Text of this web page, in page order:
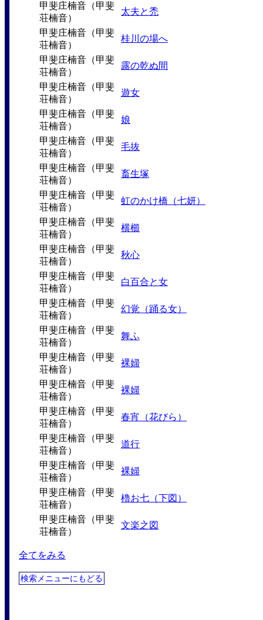
甲斐庄楠音（甲斐
荘楠音）
太夫と禿
甲斐庄楠音（甲斐
荘楠音）
桂川の場へ
甲斐庄楠音（甲斐
荘楠音）
露の乾ぬ間
甲斐庄楠音（甲斐
荘楠音）
遊女
甲斐庄楠音（甲斐
荘楠音）
娘
甲斐庄楠音（甲斐
荘楠音）
毛抜
甲斐庄楠音（甲斐
荘楠音）
畜生塚
甲斐庄楠音（甲斐
荘楠音）
虹のかけ橋（七妍）
甲斐庄楠音（甲斐
荘楠音）
横櫛
甲斐庄楠音（甲斐
荘楠音）
秋心
甲斐庄楠音（甲斐
荘楠音）
白百合と女
甲斐庄楠音（甲斐
荘楠音）
幻覚（踊る女）
甲斐庄楠音（甲斐
荘楠音）
舞ふ
甲斐庄楠音（甲斐
荘楠音）
裸婦
甲斐庄楠音（甲斐
荘楠音）
裸婦
甲斐庄楠音（甲斐
荘楠音）
春宵（花びら）
甲斐庄楠音（甲斐
荘楠音）
道行
甲斐庄楠音（甲斐
荘楠音）
裸婦
甲斐庄楠音（甲斐
荘楠音）
櫓お七（下図）
甲斐庄楠音（甲斐
荘楠音）
文楽之図
全てをみる
検索メニューにもどる